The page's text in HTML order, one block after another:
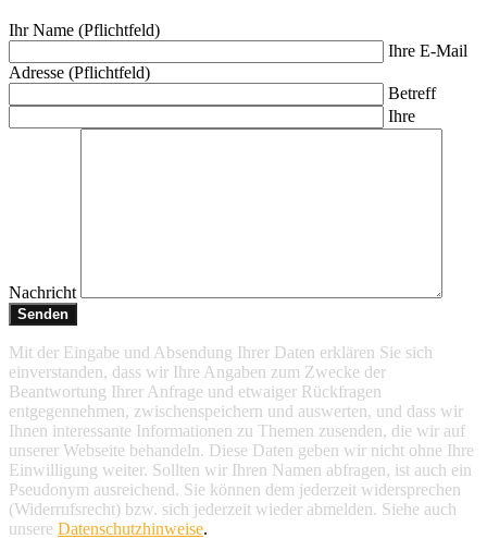
Ihr Name (Pflichtfeld)
Ihre E-Mail
Adresse (Pflichtfeld)
Betreff
Ihre
Nachricht
Mit der Eingabe und Absendung Ihrer Daten erklären Sie sich
einverstanden, dass wir Ihre Angaben zum Zwecke der
Beantwortung Ihrer Anfrage und etwaiger Rückfragen
entgegennehmen, zwischenspeichern und auswerten, und dass wir
Ihnen interessante Informationen zu Themen zusenden, die wir auf
unserer Webseite behandeln. Diese Daten geben wir nicht ohne Ihre
Einwilligung weiter. Sollten wir Ihren Namen abfragen, ist auch ein
Pseudonym ausreichend. Sie können dem jederzeit widersprechen
(Widerrufsrecht) bzw. sich jederzeit wieder abmelden. Siehe auch
unsere Datenschutzhinweise.